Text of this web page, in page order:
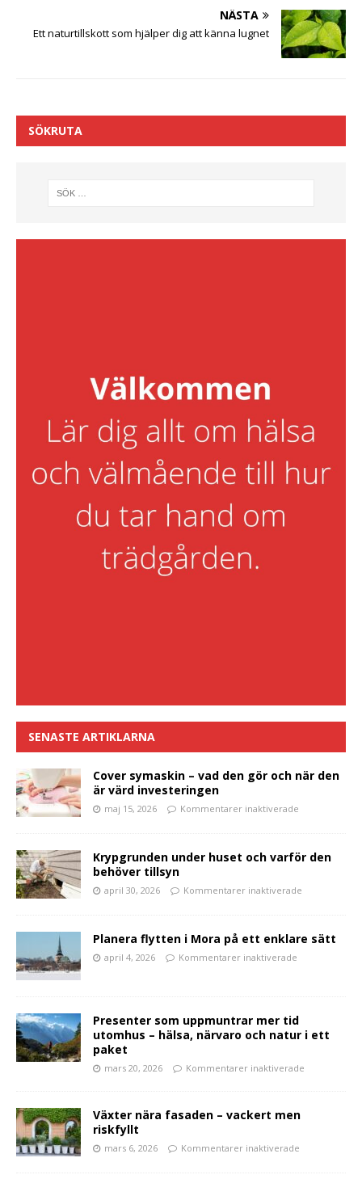
NÄSTA
Ett naturtillskott som hjälper dig att känna lugnet
SÖKRUTA
SENASTE ARTIKLARNA
Cover symaskin – vad den gör och när den
är värd investeringen
maj 15, 2026 Kommentarer inaktiverade
Krypgrunden under huset och varför den
behöver tillsyn
april 30, 2026 Kommentarer inaktiverade
Planera flytten i Mora på ett enklare sätt
april 4, 2026 Kommentarer inaktiverade
Presenter som uppmuntrar mer tid
utomhus – hälsa, närvaro och natur i ett
paket
mars 20, 2026 Kommentarer inaktiverade
Växter nära fasaden – vackert men
riskfyllt
mars 6, 2026 Kommentarer inaktiverade